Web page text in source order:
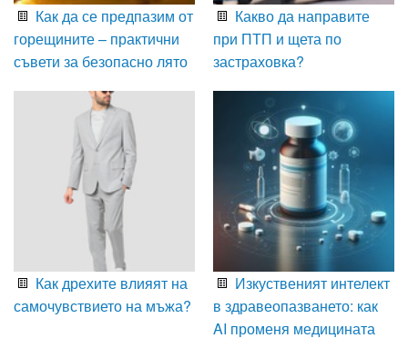
Как да се предпазим от
горещините – практични
съвети за безопасно лято
Какво да направите
при ПТП и щета по
застраховка?
Как дрехите влияят на
самочувствието на мъжа?
Изкуственият интелект
в здравеопазването: как
AI променя медицината